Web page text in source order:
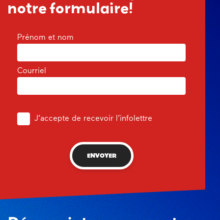
notre formulaire!
Prénom et nom
Courriel
J’accepte de recevoir l’infolettre
ENVOYER